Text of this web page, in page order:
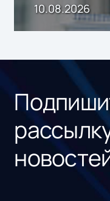
10.08.2026